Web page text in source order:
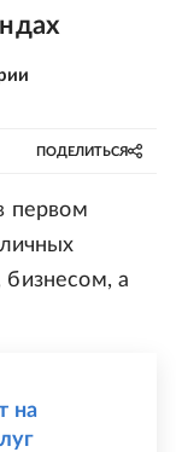
ПОДЕЛИТЬСЯ
первом
а
на